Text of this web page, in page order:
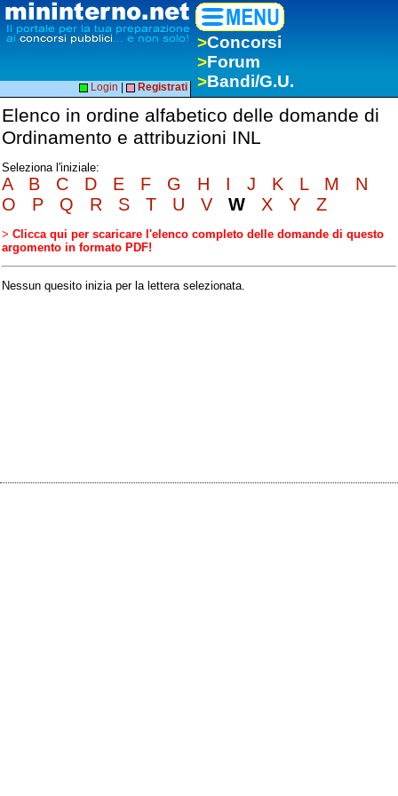
>Concorsi
>Forum
>Bandi/G.U.
Login Registrati
Elenco in ordine alfabetico delle domande di
Ordinamento e attribuzioni INL
Seleziona l'iniziale:
A B C D E F G H I J K L M
N
O
P Q R S T U V W X Y Z
> Clicca qui per scaricare l'elenco completo delle domande di questo
argomento in formato PDF!
Nessun quesito inizia per la lettera selezionata.